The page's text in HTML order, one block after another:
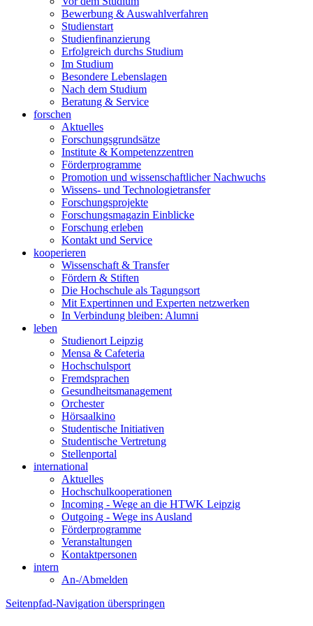
Bewerbung & Auswahlverfahren
Studienstart
Studienfinanzierung
Erfolgreich durchs Studium
Im Studium
Besondere Lebenslagen
Nach dem Studium
Beratung & Service
forschen
Aktuelles
Forschungsgrundsätze
Institute & Kompetenzzentren
Förderprogramme
Promotion und wissenschaftlicher Nachwuchs
Wissens- und Technologietransfer
Forschungsprojekte
Forschungsmagazin Einblicke
Forschung erleben
Kontakt und Service
kooperieren
Wissenschaft & Transfer
Fördern & Stiften
Die Hochschule als Tagungsort
Mit Expertinnen und Experten netzwerken
In Verbindung bleiben: Alumni
leben
Studienort Leipzig
Mensa & Cafeteria
Hochschulsport
Fremdsprachen
Gesundheitsmanagement
Orchester
Hörsaalkino
Studentische Initiativen
Studentische Vertretung
Stellenportal
international
Aktuelles
Hochschulkooperationen
Incoming - Wege an die HTWK Leipzig
Outgoing - Wege ins Ausland
Förderprogramme
Veranstaltungen
Kontaktpersonen
intern
An-/Abmelden
Seitenpfad-Navigation überspringen